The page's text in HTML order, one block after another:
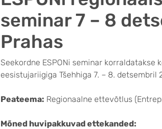
seminar 7 – 8
Prahas
Seekordne ESPONi seminar korraldatakse
eesistujariigiga Tšehhiga 7. – 8. detsembril
Peateema: Regionaalne ettevõtlus
Mõned huvipakkuvad ettekanded: